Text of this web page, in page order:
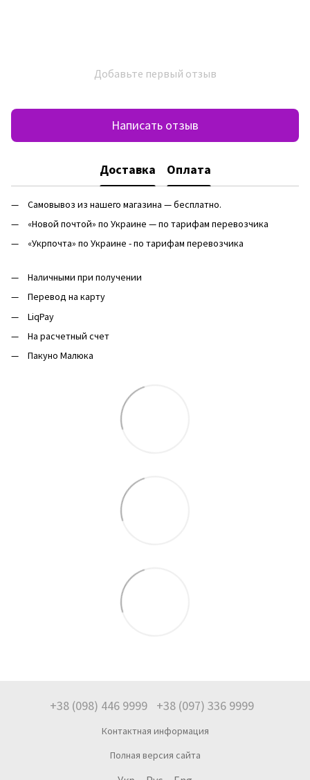
Добавьте первый отзыв
Написать отзыв
Доставка Оплата
Самовывоз из нашего магазина — бесплатно.
«Новой почтой» по Украине — по тарифам перевозчика
«Укрпочта» по Украине - по тарифам перевозчика
Наличными при получении
Перевод на карту
LiqPay
На расчетный счет
Пакуно Малюка
+38 (098) 446 9999 +38 (097) 336 9999
Контактная информация
Полная версия сайта